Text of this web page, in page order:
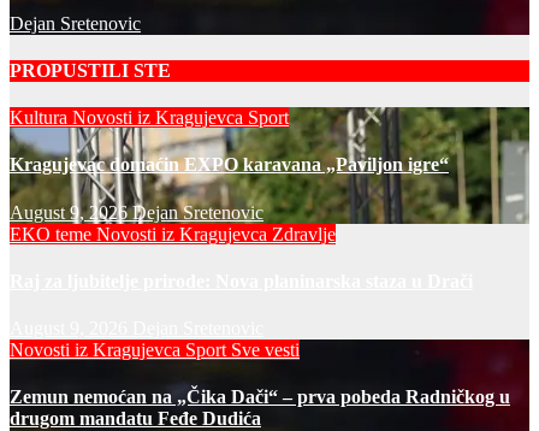
Dejan Sretenovic
PROPUSTILI STE
Kultura Novosti iz Kragujevca Sport
Kragujevac domaćin EXPO karavana „Paviljon igre“
August 9, 2026Dejan Sretenovic
EKO teme Novosti iz Kragujevca Zdravlje
Novosti iz Kragujevca Sport Sve vesti
Zemun nemoćan na „Čika Dači“ – prva pobeda Radničkog u
drugom mandatu Feđe Dudića